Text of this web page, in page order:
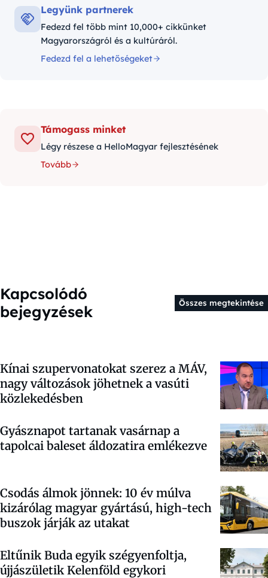
Legyünk partnerek
Fedezd fel több mint 10,000+ cikkünket
Magyarországról és a kultúráról.
Fedezd fel a lehetőségeket
Támogass minket
Légy részese a HelloMagyar fejlesztésének
Tovább
Kapcsolódó
bejegyzések
Összes megtekintése
Kínai szupervonatokat szerez a MÁV,
nagy változások jöhetnek a vasúti
közlekedésben
Gyásznapot tartanak vasárnap a
tapolcai baleset áldozatira emlékezve
Csodás álmok jönnek: 10 év múlva
kizárólag magyar gyártású, high-tech
buszok járják az utakat
Eltűnik Buda egyik szégyenfoltja,
újjászületik Kelenföld egykori